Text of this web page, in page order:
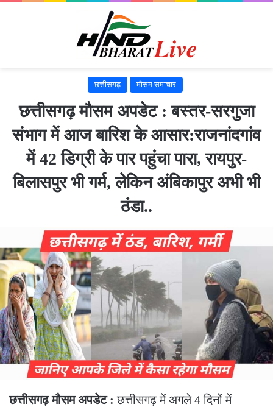
छत्तीसगढ़ मौसम समाचार
छत्तीसगढ़ मौसम अपडेट : बस्तर-सरगुजा
संभाग में आज बारिश के आसार:राजनांदगांव
में 42 डिग्री के पार पहुंचा पारा, रायपुर-
बिलासपुर भी गर्म, लेकिन अंबिकापुर अभी भी
ठंडा..
छत्तीसगढ़ मौसम अपडेट : छत्तीसगढ़ में अगले 4 दिनों में